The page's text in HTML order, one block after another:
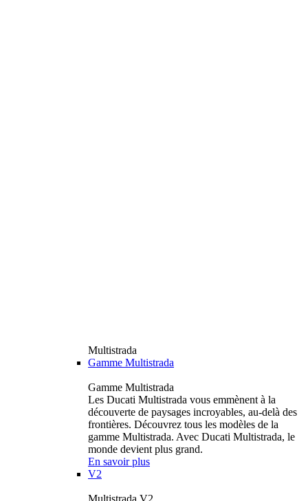
Multistrada
Gamme Multistrada
Gamme Multistrada
Les Ducati Multistrada vous emmènent à la
découverte de paysages incroyables, au-delà des
frontières. Découvrez tous les modèles de la
gamme Multistrada. Avec Ducati Multistrada, le
monde devient plus grand.
En savoir plus
V2
Multistrada V2